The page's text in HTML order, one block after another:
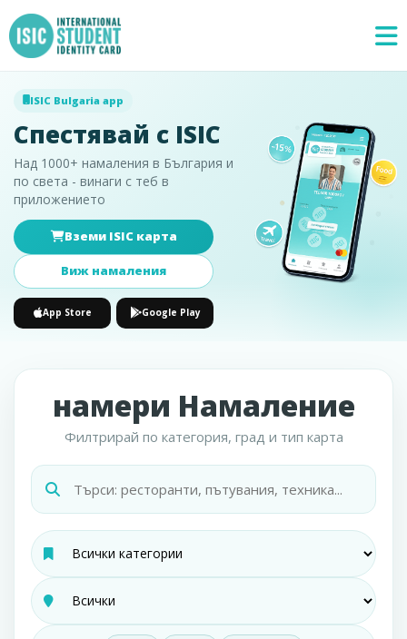
ISIC Bulgaria app
Спестявай с ISIC
Над 1000+ намаления в България и
по света - винаги с теб в
приложението
Вземи ISIC карта
Виж намаления
App Store Google Play
Специални
предложения ×
намери Намаление
Филтрирай по категория, град и тип карта